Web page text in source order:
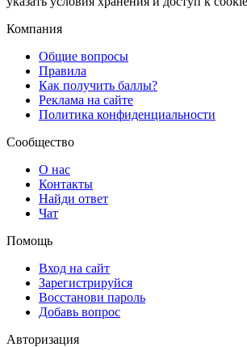
Компания
Общие вопросы
Правила
Как получить баллы?
Реклама на сайте
Политика конфиденциальности
Сообщество
О нас
Контакты
Найди ответ
Чат
Помощь
Вход на сайт
Зарегистрируйся
Восстанови пароль
Добавь вопрос
Авторизация